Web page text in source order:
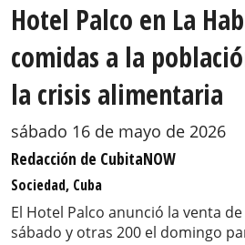
Hotel Palco en La
comidas a la
la crisis alimentaria
sábado 16 de mayo de 2026
Redacción de CubitaNOW
Sociedad, Cuba
El Hotel Palco anunció la venta
sábado y otras 200 el domingo